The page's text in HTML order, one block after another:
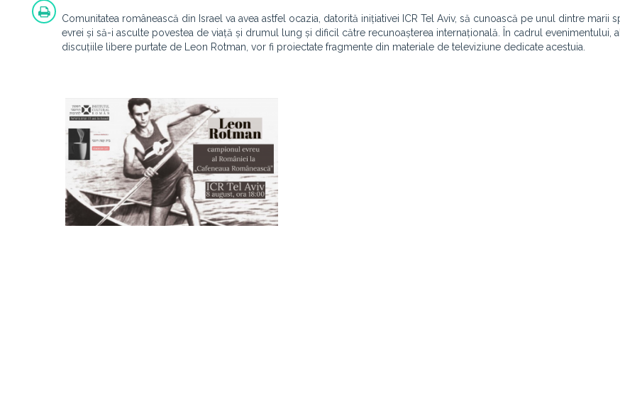
Comunitatea românească din Israel va avea astfel ocazia, datorită inițiativei ICR Tel Aviv, să cunoască pe unul dintre marii
evrei și să-i asculte povestea de viață și drumul lung și dificil către recunoașterea internațională. În cadrul evenimentului,
discuțiile libere purtate de Leon Rotman, vor fi proiectate fragmente din materiale de televiziune dedicate acestuia.